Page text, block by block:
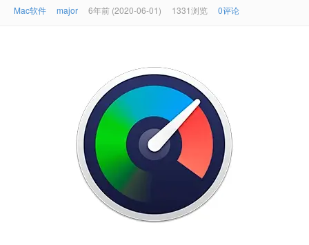
Mac软件 major 6年前 (2020-06-01) 1331浏览 0评论